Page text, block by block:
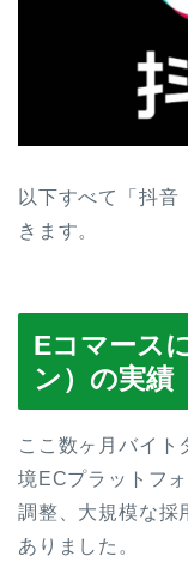
以下すべて「抖音
きます。
Eコマース
ン）の実績
ここ数ヶ月バイト
境ECプラットフ
調整、大規模な採
ありました。